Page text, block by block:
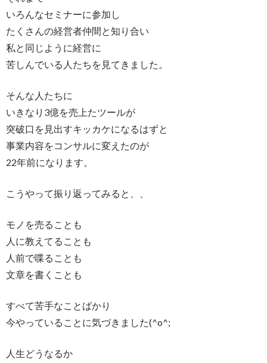
いろんなセミナーに参加し
たくさんの経営者仲間と知り合い
私と同じように経営に
苦しんでいる人たちを見てきました。
そんな人たちに
いきなり3億を売上たツールが
突破口を見出すキッカケになるはずと
事業内容をコンサルに変えたのが
22年前になります。
こうやって振り返ってみると、、
モノを売ることも
人に教えてることも
人前で喋ることも
文章を書くことも
すべて苦手なことばかり
今やっていることに気づきました(^o^;
人生どうなるか